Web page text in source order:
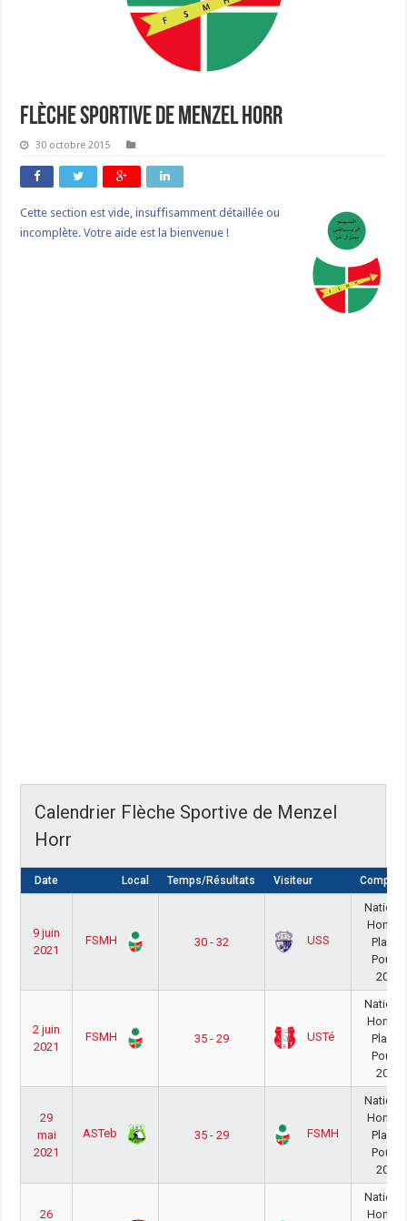
Flèche Sportive de Menzel Horr
30 octobre 2015
Cette section est vide, insuffisamment détaillée ou
incomplète. Votre aide est la bienvenue !
Calendrier Flèche Sportive de Menzel
Horr
Date Local Temps/Résultats Visiteur
9 juin
2021
FSMH 30 - 32 USS
Poule
20/21
2 juin
2021
FSMH 35 - 29 USTé
Poule
20/21
29
mai
2021
ASTeb 35 - 29 FSMH
Poule
20/21
26